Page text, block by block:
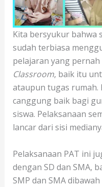
Kita bersyukur bahwa
sudah terbiasa
pelajaran yang
Classroom, baik itu
ataupun tugas rumah.
canggung baik bagi
siswa. Pelaksanaan
lancar dari sisi
Pelaksanaan PAT ini
dengan SD dan SMA,
SMP dan SMA